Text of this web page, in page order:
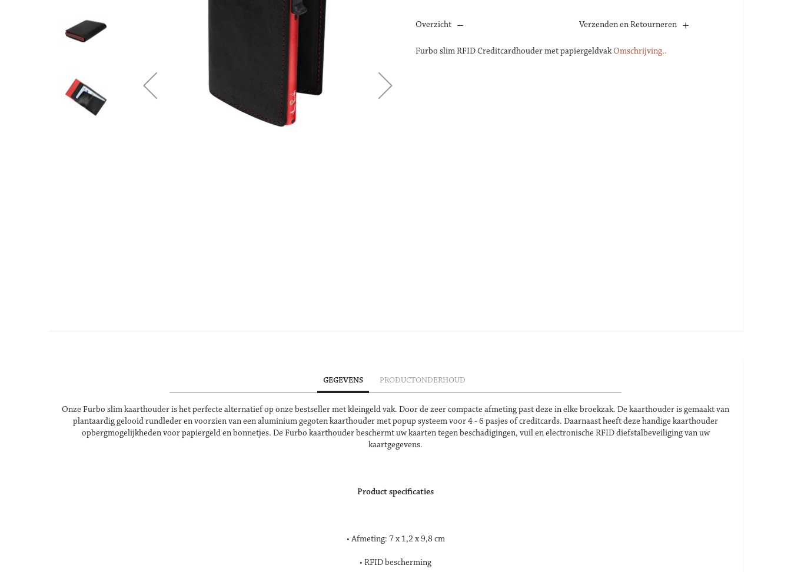
Overzicht Verzenden en Retourneren
Furbo slim RFID Creditcardhouder met papiergeldvakOmschrijving..
GEGEVENS
Onze Furbo slim kaarthouder is het perfecte alternatief op onze bestseller met kleingeld vak. Door de zeer compacte afmeting past deze in elke broekzak. De kaarthouder is gemaakt van
plantaardig gelooid rundleder en voorzien van een aluminium gegoten kaarthouder met popup systeem voor 4 - 6 pasjes of creditcards. Daarnaast heeft deze handige kaarthouder
opbergmogelijkheden voor papiergeld en bonnetjes. De Furbo kaarthouder beschermt uw kaarten tegen beschadigingen, vuil en electronische RFID diefstalbeveiliging van uw
kaartgegevens.
Product specificaties
• Afmeting: 7 x 1,2 x 9,8 cm
• RFID bescherming
PRODUCTONDERHOUD